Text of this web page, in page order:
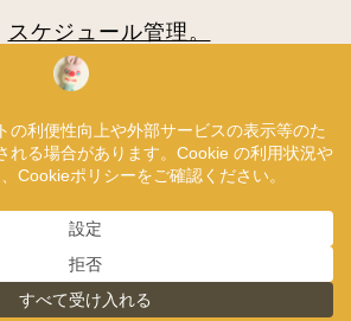
スケジュール管理。
2016年3月23日
いろ手を広げすぎて、午前中は縫
編み物とイラスト、夜は Web …
Read More
1993 © ChibiRu
プライバシーポリシー